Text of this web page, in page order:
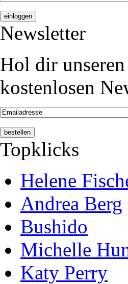
Newsletter
Hol dir unseren
kostenlosen
Topklicks
Helene
Andrea Berg
Bushido
Michelle
Katy Perry